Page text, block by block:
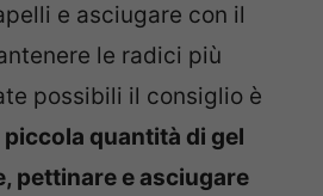
e asciugare con il
le radici più
possibili il consiglio è
quantità di gel
pettinare e asciugare